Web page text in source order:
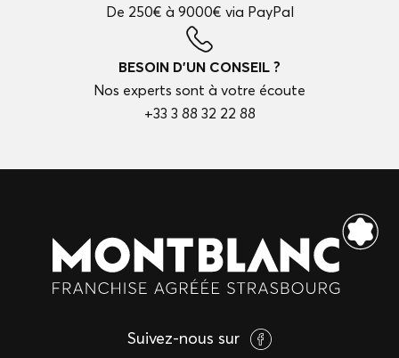
De 250€ à 9000€ via PayPal
BESOIN D'UN CONSEIL ?
Nos experts sont à votre écoute
+33 3 88 32 22 88
Suivez-nous sur